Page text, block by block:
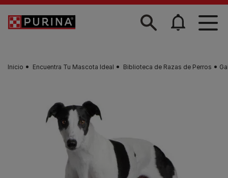
Skip to main content
Inicio Encuentra Tu Mascota Ideal Biblioteca de Razas de Perros